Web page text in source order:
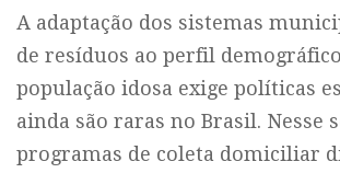
A adaptação dos sistemas
de resíduos ao perfil
população idosa exige políticas
ainda são raras no Brasil. Nesse
programas de coleta domiciliar